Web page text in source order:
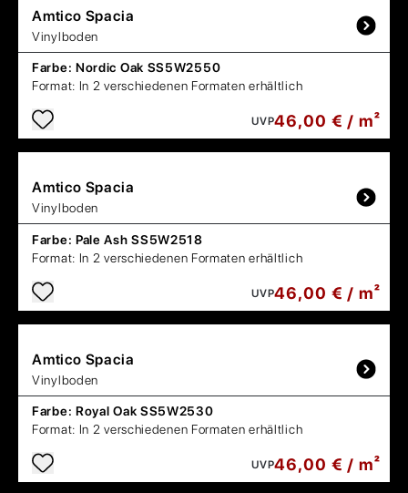
Amtico Spacia
Vinylboden
Farbe: Nordic Oak SS5W2550
Format: In 2 verschiedenen Formaten erhältlich
UVP46,00 € / m²
Amtico Spacia
Vinylboden
Farbe: Pale Ash SS5W2518
Format: In 2 verschiedenen Formaten erhältlich
UVP46,00 € / m²
Amtico Spacia
Vinylboden
Farbe: Royal Oak SS5W2530
Format: In 2 verschiedenen Formaten erhältlich
UVP46,00 € / m²